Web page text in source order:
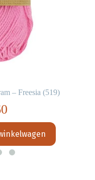
– Freesia (519)